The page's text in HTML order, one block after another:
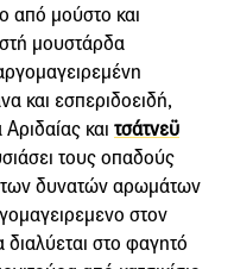
από μούστο και
μουστάρδα
και εσπεριδοειδή,
και τσάτνεϋ
τους οπαδούς
των δυνατών αρωμάτων
στον
στο φαγητό